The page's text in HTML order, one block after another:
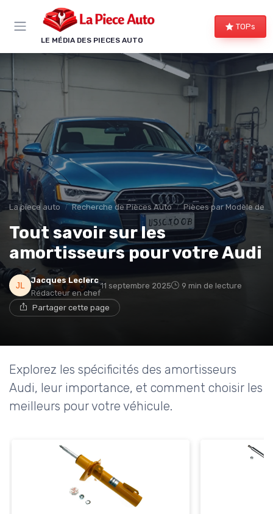
LE MÉDIA DES PIECES AUTO
TOPs
La piece auto Recherche de Pièces Auto Pièces par Modèle de
Tout savoir sur les
amortisseurs pour votre Audi
Jacques Leclerc
Rédacteur en chef
11 septembre 2025 9 min de lecture
Partager cette page
Explorez les spécificités des amortisseurs
Audi, leur importance, et comment choisir les
meilleurs pour votre véhicule.
Panneau de gestion des cookies